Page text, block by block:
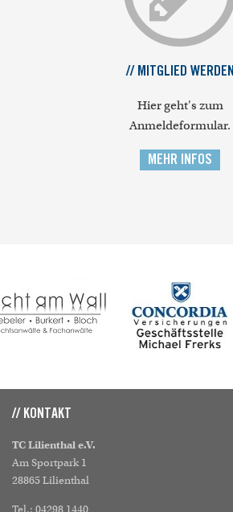
// MITGLIED WERDEN
Hier geht's zum
Anmeldeformular.
MEHR INFOS
// KONTAKT
TC Lilienthal e.V.
Am Sportpark 1
28865 Lilienthal